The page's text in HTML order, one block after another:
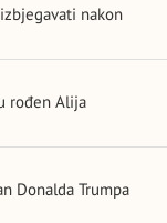
nakon
rođen Alija
Donalda Trumpa